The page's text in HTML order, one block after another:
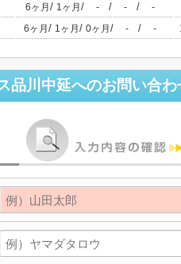
6ヶ月 / 1ヶ月 / - / - / -
6ヶ月 / 1ヶ月 / 0ヶ月 / - / -
品川中延へのお問い合わ